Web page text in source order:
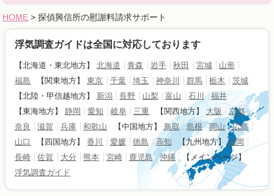
HOME > 探偵興信所の慰謝料請求サポート
浮気調査ガイドは全国に対応しております
【北海道・東北地方】 北海道 青森 岩手 秋田 宮城
山形
福島
【関東地方】 東京 千葉 埼玉 神奈川 群馬 栃木
茨城
【北陸・甲信越地方】
新潟 長野 山梨 富山 石川
福井
【東海地方】
静岡 愛知 岐阜 三重 【関西地方】 大阪
京都
奈良
滋賀 兵庫 和歌山 【中国地方】 鳥取 島根 岡山
広島
山口
【四国地方】 香川 愛媛 徳島 高知 【九州地方】 福岡
長崎
佐賀 大分 熊本 宮崎 鹿児島 沖縄
【メインページ】
浮気調査ガイド